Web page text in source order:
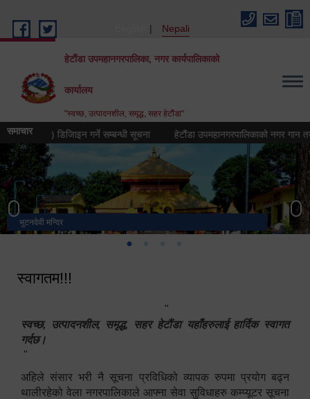
Nepali
हेटौंडा उपमहानगरपालिका, नगर कार्यपालिकाको
कार्यालय
"स्वच्छ, उत्पादनशील, समृद्ध, सहर हेटौंडा"
समाचार
(लोगो) डिजिाइन गर्ने सम्बन्धी सूचना हेटौंडा उपमहानगरपालिकाको नगर गान तयार
भुटनदेवी मन्दिर
स्मारक
हेटौंडा उपमहानगरपालिका नगर कार्यपालिकाको कार्यालय
मनकामना डाँडाबाट देखिएको दृश्य
स्वागतम!!!
"
स्वच्छ, उत्पादनशील, समृद्ध, सहर हेटौंडा यहाँहरुलाई हार्दिक स्वागत
गर्दछ।
"
अहिले संसार भरी नै सूचना प्रविधिको व्यापक रुपमा प्रयोग बढ्न
थालीरहेको वेला नगरपालिकाले आफ्ना सेवा सुविधाहरु कम्प्यूटर सूचना